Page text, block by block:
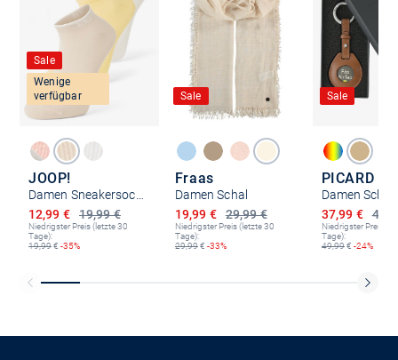
Sale
Wenige
verfügbar
JOOP!
Damen Sneakersocken im 3er-Pack
19,99 €
Ermäßigter Preis
12,99 €
Niedrigster Preis (letzte 30
Tage):
19,99€ -35%
Sale
Fraas
Damen Schal
29,99 €
Ermäßigter Preis
19,99 €
Niedrigster Preis (letzte 30
Tage):
29,99€ -33%
Sale
PICARD
Ermäßigter
37,99 €
Niedrigster Preis
Tage):
49,99€ -24%